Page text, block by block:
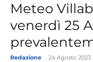
Meteo
venerdì 25
Redazione 24 Agosto 2023